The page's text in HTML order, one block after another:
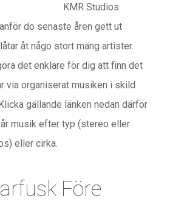
KMR Studios
do senaste åren gett ut
åt någo stort mäng artister.
det enklare för dig att finn det
via organiserat musiken i skild
gällande länken nedan därför
musik efter typ (stereo eller
eller cirka.
Före